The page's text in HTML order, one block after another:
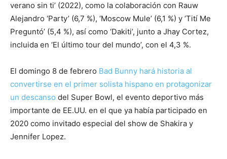
verano sin ti’ (2022), como la colaboración con Rauw
Alejandro ‘Party’ (6,7 %), ‘Moscow Mule’ (6,1 %) y ‘Tití Me
Preguntó’ (5,4 %), así como ‘Dakiti’, junto a Jhay Cortez,
incluida en ‘El último tour del mundo’, con el 4,3 %.
El domingo 8 de febrero Bad Bunny hará historia al
convertirse en el primer solista hispano en protagonizar
un descanso del Super Bowl, el evento deportivo más
importante de EE.UU. en el que ya había participado en
2020 como invitado especial del show de Shakira y
Jennifer Lopez.